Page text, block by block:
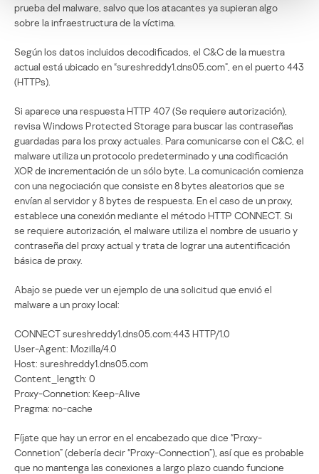
prueba del malware, salvo que los atacantes ya supieran algo
sobre la infraestructura de la víctima.
Según los datos incluidos decodificados, el C&C de la muestra
actual está ubicado en “sureshreddy1.dns05.com”, en el puerto 443
(HTTPs).
Si aparece una respuesta HTTP 407 (Se requiere autorización),
revisa Windows Protected Storage para buscar las contraseñas
guardadas para los proxy actuales. Para comunicarse con el C&C, el
malware utiliza un protocolo predeterminado y una codificación
XOR de incrementación de un sólo byte. La comunicación comienza
con una negociación que consiste en 8 bytes aleatorios que se
envían al servidor y 8 bytes de respuesta. En el caso de un proxy,
establece una conexión mediante el método HTTP CONNECT. Si
se requiere autorización, el malware utiliza el nombre de usuario y
contraseña del proxy actual y trata de lograr una autentificación
básica de proxy.
Abajo se puede ver un ejemplo de una solicitud que envió el
malware a un proxy local:
CONNECT sureshreddy1.dns05.com:443 HTTP/1.0
User-Agent: Mozilla/4.0
Host: sureshreddy1.dns05.com
Content_length: 0
Proxy-Connetion: Keep-Alive
Pragma: no-cache
Fíjate que hay un error en el encabezado que dice “Proxy-
Connetion” (debería decir “Proxy-Connection”), así que es probable
que no mantenga las conexiones a largo plazo cuando funcione